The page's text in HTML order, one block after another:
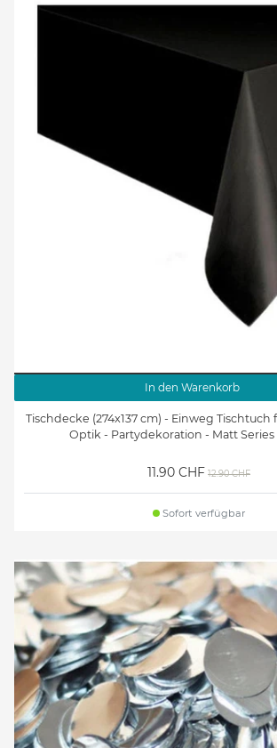
In den Warenkorb
Tischdecke (274x137 cm) - Einweg Tischtuch
Optik - Partydekoration - Matt Series
11.90 CHF 12.90 CHF
Sofort verfügbar